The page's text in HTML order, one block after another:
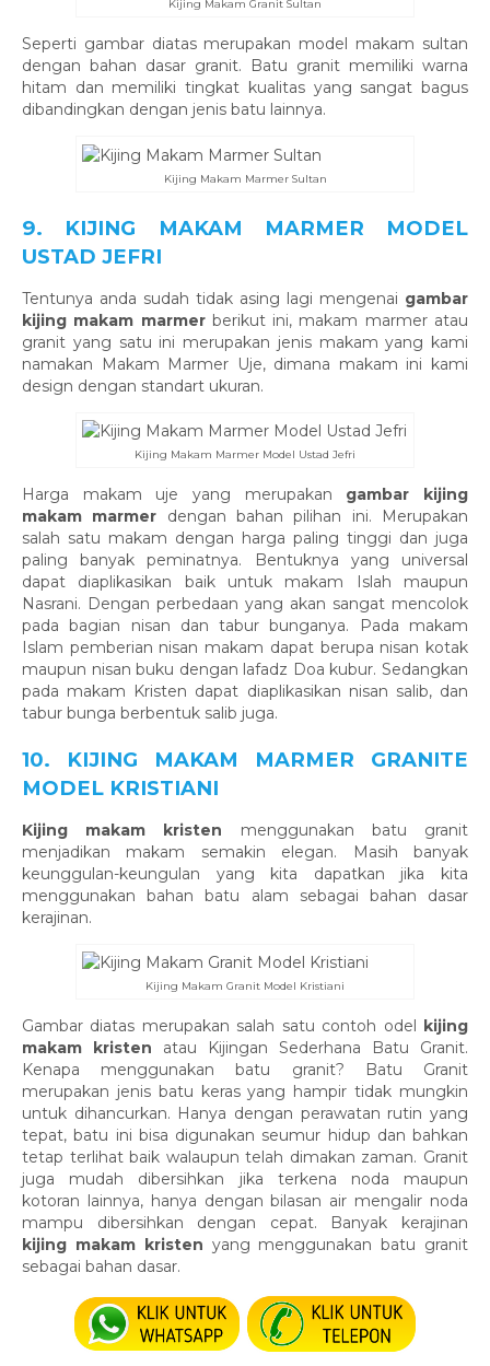
Kijing Makam Granit Sultan
Seperti gambar diatas merupakan model makam sultan
dengan bahan dasar granit. Batu granit memiliki warna
hitam dan memiliki tingkat kualitas yang sangat bagus
dibandingkan dengan jenis batu lainnya.
Kijing Makam Marmer Sultan
9. KIJING MAKAM MARMER MODEL
USTAD JEFRI
Tentunya anda sudah tidak asing lagi mengenai gambar
kijing makam marmerberikut ini, makam marmer atau
granit yang satu ini merupakan jenis makam yang kami
namakan Makam Marmer Uje, dimana makam ini kami
design dengan standart ukuran.
Kijing Makam Marmer Model Ustad Jefri
Harga makam uje yang merupakan gambar kijing
makam marmer dengan bahan pilihan ini. Merupakan
salah satu makam dengan harga paling tinggi dan juga
paling banyak peminatnya. Bentuknya yang universal
dapat diaplikasikan baik untuk makam Islah maupun
Nasrani. Dengan perbedaan yang akan sangat mencolok
pada bagian nisan dan tabur bunganya. Pada makam
Islam pemberian nisan makam dapat berupa nisan kotak
maupun nisan buku dengan lafadz Doa kubur. Sedangkan
pada makam Kristen dapat diaplikasikan nisan salib, dan
tabur bunga berbentuk salib juga.
10. KIJING MAKAM MARMER GRANITE
MODEL KRISTIANI
Kijing makam kristen menggunakan batu granit
menjadikan makam semakin elegan. Masih banyak
keunggulan-keungulan yang kita dapatkan jika kita
menggunakan bahan batu alam sebagai bahan dasar
kerajinan.
Kijing Makam Granit Model Kristiani
Gambar diatas merupakan salah satu contoh odel kijing
makam kristen atau Kijingan Sederhana Batu Granit.
Kenapa menggunakan batu granit? Batu Granit
merupakan jenis batu keras yang hampir tidak mungkin
untuk dihancurkan. Hanya dengan perawatan rutin yang
tepat, batu ini bisa digunakan seumur hidup dan bahkan
tetap terlihat baik walaupun telah dimakan zaman. Granit
juga mudah dibersihkan jika terkena noda maupun
kotoran lainnya, hanya dengan bilasan air mengalir noda
mampu dibersihkan dengan cepat. Banyak kerajinan
kijing makam kristen yang menggunakan batu granit
sebagai bahan dasar.